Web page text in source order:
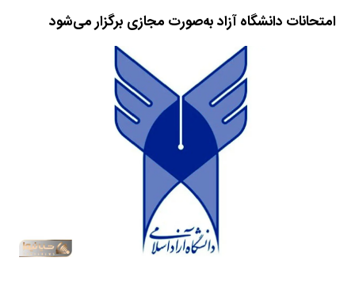
امتحانات دانشگاه آزاد به‌صورت مجازی برگزار می‌شود